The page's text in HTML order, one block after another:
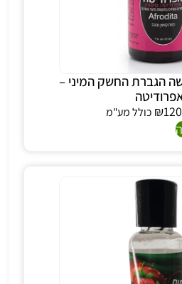
הגברת החשק המיני –
₪120
כולל מע"מ